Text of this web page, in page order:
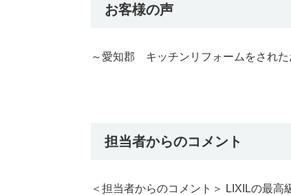
お客様の声
～愛知郡 キッチンリフォームをされた
担当者からのコメント
＜担当者からのコメント＞ LIXILの最